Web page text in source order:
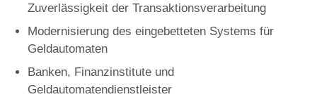
Fujitsu Geldautomaten-Teile
Hitachi-Geldautomaten-Teile
Zuverlässigkeit der Transaktionsverarbeitung
Modernisierung des eingebetteten Systems für
Geldautomaten
Banken, Finanzinstitute und
Geldautomatendienstleister